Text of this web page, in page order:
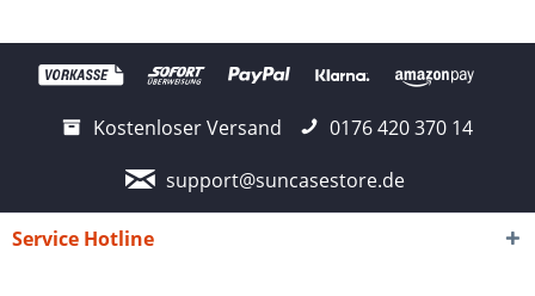
Kostenloser Versand
0176 420 370 14
support@suncasestore.de
Service Hotline